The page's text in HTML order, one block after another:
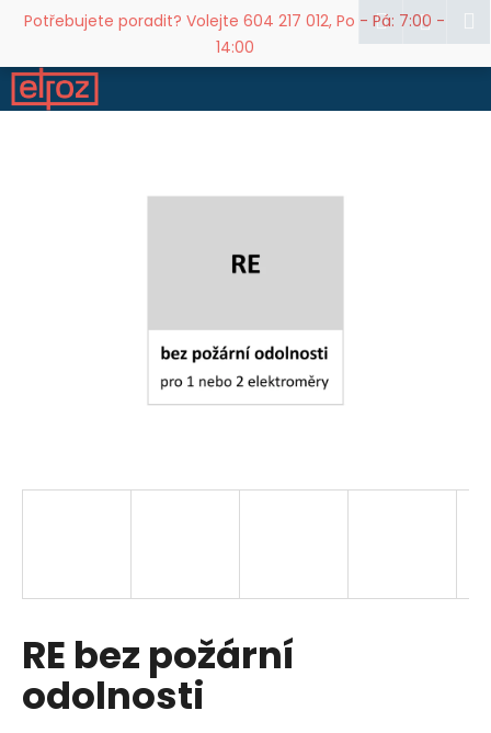
Potřebujete poradit? Volejte 604 217 012, Po - Pá: 7:00 -
14:00
Hledat
RE bez požární
odolnosti
š
C
n
t
?